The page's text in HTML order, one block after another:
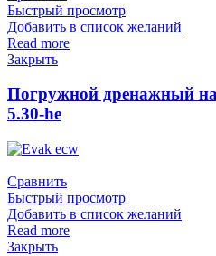
Быстрый просмотр
Добавить в список желаний
Read more
Закрыть
Погружной дренажный
5.30-he
Сравнить
Быстрый просмотр
Добавить в список желаний
Read more
Закрыть